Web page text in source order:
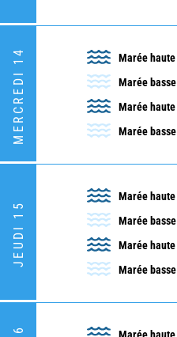
MERCREDI 14 Marée haute
Marée basse
Marée haute
Marée basse
JEUDI 15
Marée haute
Marée basse
Marée haute
Marée basse